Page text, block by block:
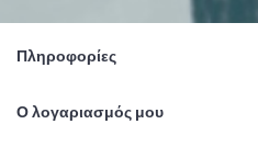
Πληροφορίες
Ο λογαριασμός μου